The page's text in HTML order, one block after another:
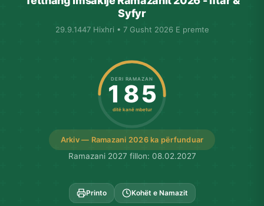
Syfyr
29.9.1447 Hixhri • 7 Gusht 2026 E premte
Arkiv — Ramazani 2026 ka përfunduar
DERI RAMAZAN
185
ditë kanë mbetur
Ramazani 2027 fillon: 08.02.2027
Printo Kohët e Namazit